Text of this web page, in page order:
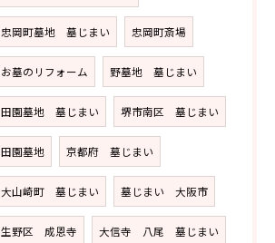
忠岡町墓地 墓じまい 忠岡町斎場
お墓のリフォーム 野墓地 墓じまい
田園墓地 墓じまい 堺市南区 墓じまい
田園墓地 京都府 墓じまい
大山崎町 墓じまい 墓じまい 大阪市
生野区 成恩寺 大信寺 八尾 墓じまい